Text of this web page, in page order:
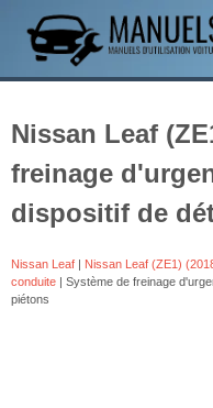
Nissan Leaf
freinage
dispositif de
Nissan Leaf | Nissan Leaf (ZE1)
conduite | Système de freinage
piétons